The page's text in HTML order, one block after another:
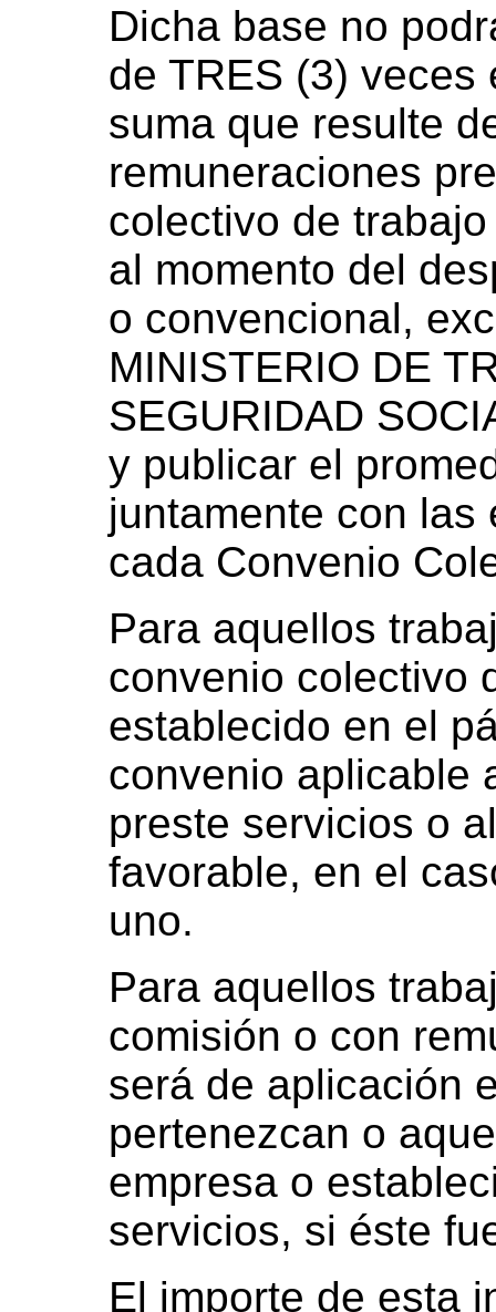
Dicha base no
de TRES (3) veces
suma que resulte
remuneraciones
colectivo de
al momento del
o convencional,
MINISTERIO DE
SEGURIDAD
y publicar el
juntamente con las
cada Convenio
Para aquellos
convenio colectivo
establecido en el
convenio aplicable
preste servicios o
favorable, en el
uno.
Para aquellos
comisión o con
será de aplicación
pertenezcan o
empresa o
servicios, si éste
El importe de esta